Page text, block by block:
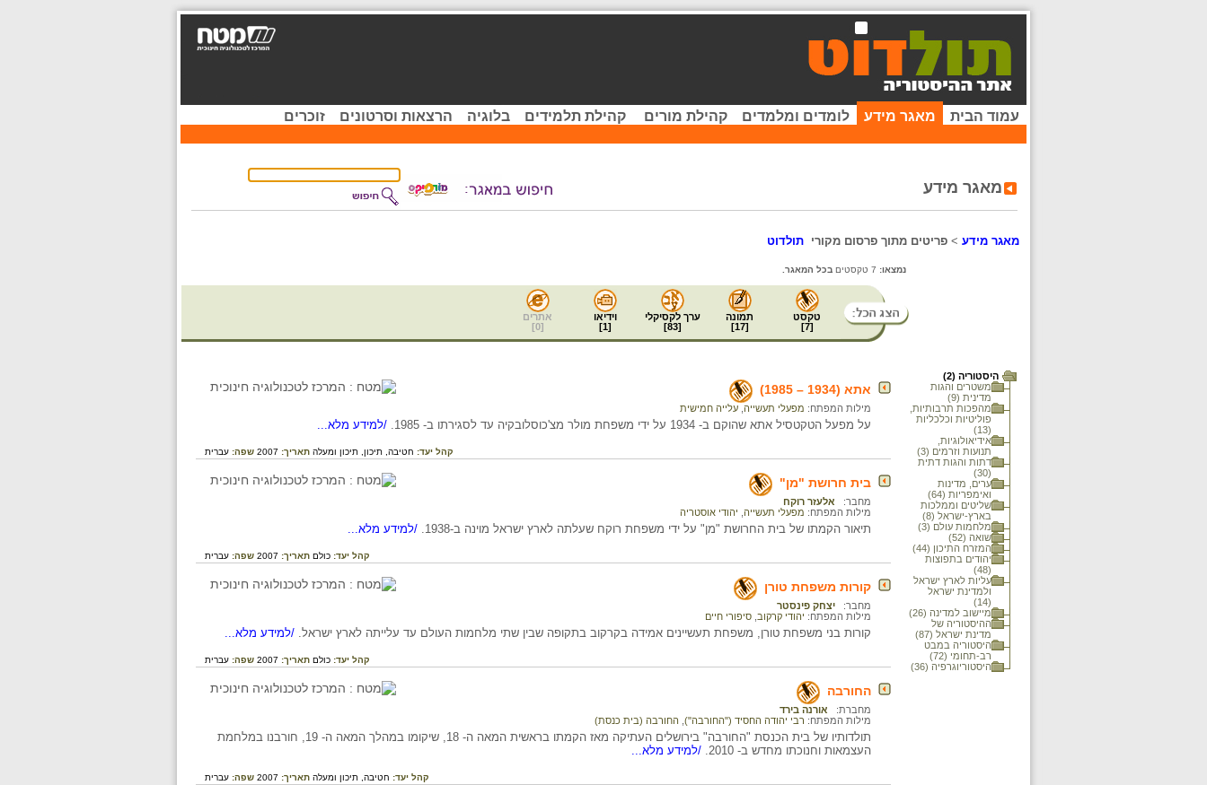
עמוד הבית מאגר מידע לומדים ומלמדים קהילת מורים קהילת תלמידים בלוגיה הרצאות וסרטונים זוכרים
מאגר מידע
מאגר מידע > פריטים מתוך פרסום מקורי תולדוט
נמצאו: בכל המאגר.
טקסט
[
7
]
תמונה
[
17
]
ערך לקסיקלי
[
83
]
וידיאו
[
1
]
אתרים
[
0
]
היסטוריה (2)
משטרים והגות
מדינית (9)
מהפכות תרבותיות,
פוליטיות וכלכליות
(13)
אידיאולוגיות,
תנועות וזרמים (3)
דתות והגות דתית
(30)
ערים, מדינות
ואימפריות (64)
שליטים וממלכות
בארץ-ישראל (8)
מלחמות עולם (3)
שואה (52)
המזרח התיכון (44)
יהודים בתפוצות
(48)
עליות לארץ ישראל
ולמדינת ישראל
(14)
מיישוב למדינה (26)
ההיסטוריה של
מדינת ישראל (87)
היסטוריה במבט
רב-תחומי (72)
היסטוריוגרפיה (36)
אתא (1934 – 1985)
מילות המפתח: מפעלי תעשייה עלייה חמישית
על מפעל הטקטסיל אתא שהוקם ב- 1934 על ידי משפחת מולר מצ'כוסלובקיה עד לסגירתו ב- 1985. /למידע מלא...
קהל יעד: חטיבה, תיכון, תיכון ומעלה תאריך: 2007 שפה: עברית
בית חרושת "מן"
מחבר:
אלעזר רוקח
מילות המפתח: מפעלי תעשייה יהודי אוסטריה
תיאור הקמתו של בית החרושת "מן" על ידי משפחת רוקח שעלתה לארץ ישראל מוינה ב-1938. /למידע מלא...
קהל יעד: כולם תאריך: 2007 שפה: עברית
קורות משפחת טורן
מחבר:
יצחק פינסטר
מילות המפתח: יהודי קרקוב סיפורי חיים
קורות בני משפחת טורן, משפחת תעשיינים אמידה בקרקוב בתקופה שבין שתי מלחמות העולם עד עלייתה לארץ ישראל. /למידע מלא...
קהל יעד: כולם תאריך: 2007 שפה: עברית
החורבה
מחברת:
אורנה בירד
מילות המפתח: רבי יהודה החסיד ("החורבה") החורבה (בית כנסת)
תולדותיו של בית הכנסת "החורבה" בירושלים העתיקה מאז הקמתו בראשית המאה ה- 18, שיקומו במהלך המאה ה- 19, חורבנו במלחמת
העצמאות וחנוכתו מחדש ב- 2010.
/למידע מלא...
קהל יעד: חטיבה, תיכון ומעלה תאריך: 2007 שפה: עברית